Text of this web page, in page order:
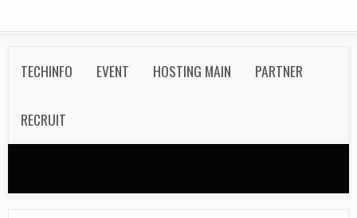
動
o
TECHINFO EVENT HOSTING MAIN PARTNER
RECRUIT